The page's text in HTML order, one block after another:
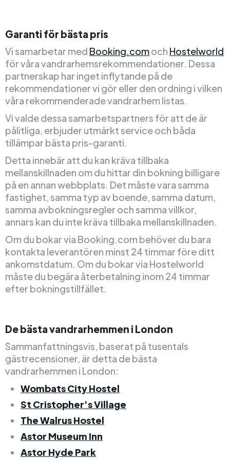
Garanti för bästa pris
Vi samarbetar med Booking.comoch Hostelworld
för våra vandrarhemsrekommendationer. Dessa
partnerskap har inget inflytande på de
rekommendationer vi gör eller den ordning i vilken
våra rekommenderade vandrarhem listas.
Vi valde dessa samarbetspartners för att de är
pålitliga, erbjuder utmärkt service och båda
tillämpar bästa pris-garanti.
Detta innebär att du kan kräva tillbaka
mellanskillnaden om du hittar din bokning billigare
på en annan webbplats. Det måste vara samma
fastighet, samma typ av boende, samma datum,
samma avbokningsregler och samma villkor,
annars kan du inte kräva tillbaka mellanskillnaden.
Om du bokar via Booking.com behöver du bara
kontakta leverantören minst 24 timmar före ditt
ankomstdatum. Om du bokar via Hostelworld
måste du begära återbetalning inom 24 timmar
efter bokningstillfället.
De bästa vandrarhemmen i London
Sammanfattningsvis, baserat på tusentals
gästrecensioner, är detta de bästa
vandrarhemmen i London:
Wombats City Hostel
St Cristopher’s Village
The Walrus Hostel
Astor Museum Inn
Astor Hyde Park